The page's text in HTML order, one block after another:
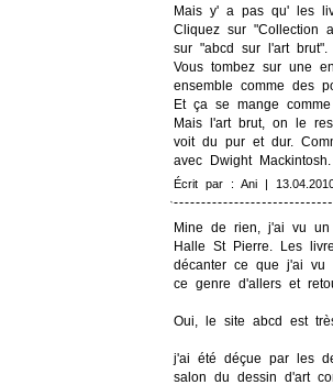
Mais y' a pas qu' les
Cliquez sur "Collection
sur "abcd sur l'art brut".
Vous tombez sur une
ensemble comme des
Et ça se mange
Mais l'art brut, on le
voit du pur et dur.
avec Dwight Mackintosh.
Écrit par : Ani |
Mine de rien, j'ai vu un
Halle St Pierre. Les
décanter ce que j'ai vu
ce genre d'allers et
Oui, le site abcd est
j'ai été déçue par les
salon du dessin d'art